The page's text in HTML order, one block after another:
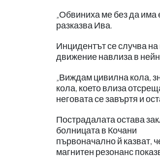
„Обвиниха ме без да има
разказва Ива.
Инцидентът се случва
движение навлиза в
„Виждам цивилна кола,
кола, което влиза
неговата се завъртя и
Пострадалата остава
болницата в Кочани
първоначално й казват,
магнитен резонанс